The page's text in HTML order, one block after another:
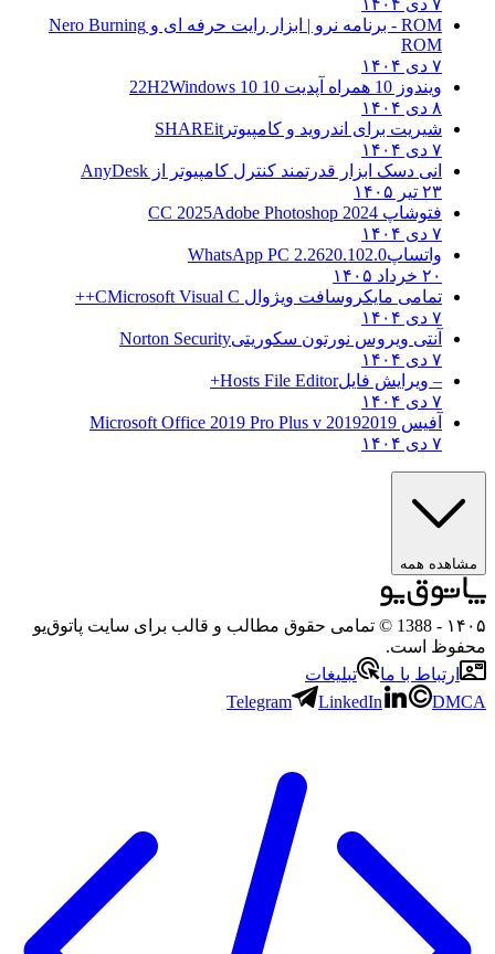
۷ دی ۱۴۰۴
ROM - برنامه نرو | ابزار رایت حرفه ای و
Nero Burning
ROM
۷ دی ۱۴۰۴
ویندوز 10 همراه آپدیت 10 22H2
Windows 10
۸ دی ۱۴۰۴
شیریت برای اندروید و کامپیوتر SHAREit
۷ دی ۱۴۰۴
انی دسک ابزار قدرتمند کنترل کامپیوتر از AnyDesk
۲۳ تیر ۱۴۰۵
فتوشاپ CC 2025 Adobe Photoshop 2024
۷ دی ۱۴۰۴
واتساپWhatsApp PC 2.2620.102.0
۲۰ خرداد ۱۴۰۵
تمامی مایکروسافت ویژوال C Microsoft Visual C++
۷ دی ۱۴۰۴
آنتی ویروس نورتون سکوریتیNorton Security
۷ دی ۱۴۰۴
– ویرایش فایلHosts File Editor+
۷ دی ۱۴۰۴
آفیس 2019 2019 Microsoft Office 2019 Pro Plus v
۷ دی ۱۴۰۴
مشاهده همه
۱۴۰۵
- 1388 © تمامی حقوق مطالب و قالب برای سایت پاتوق‌یو
محفوظ است.
ارتباط با ما
تبلیغات
Telegram
LinkedIn DMCA